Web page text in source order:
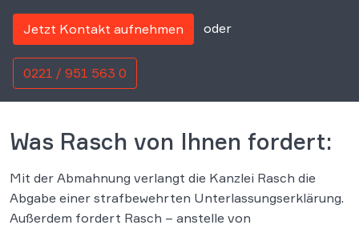
Jetzt Kontakt aufnehmen oder
0221 / 951 563 0
Was Rasch von Ihnen fordert:
Mit der Abmahnung verlangt die Kanzlei Rasch die
Abgabe einer strafbewehrten Unterlassungserklärung.
Außerdem fordert Rasch – anstelle von